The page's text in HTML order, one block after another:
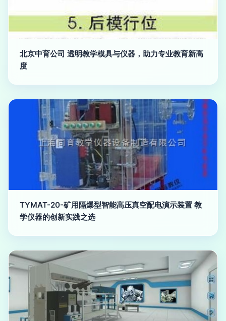
北京中育公司 透明教学模具与仪器，助力专业教育新高
度
TYMAT-20-矿用隔爆型智能高压真空配电演示装置 教
学仪器的创新实践之选